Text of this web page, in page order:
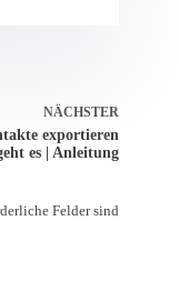
NÄCHSTER
exportieren
es | Anleitung
Felder sind